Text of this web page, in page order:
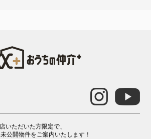
いただいた方限定で、
公開物件をご案内いたします！